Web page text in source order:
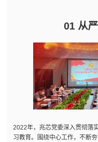
01 从
2022年，兆芯党委深入贯彻落
习教育。围绕中心工作，不断